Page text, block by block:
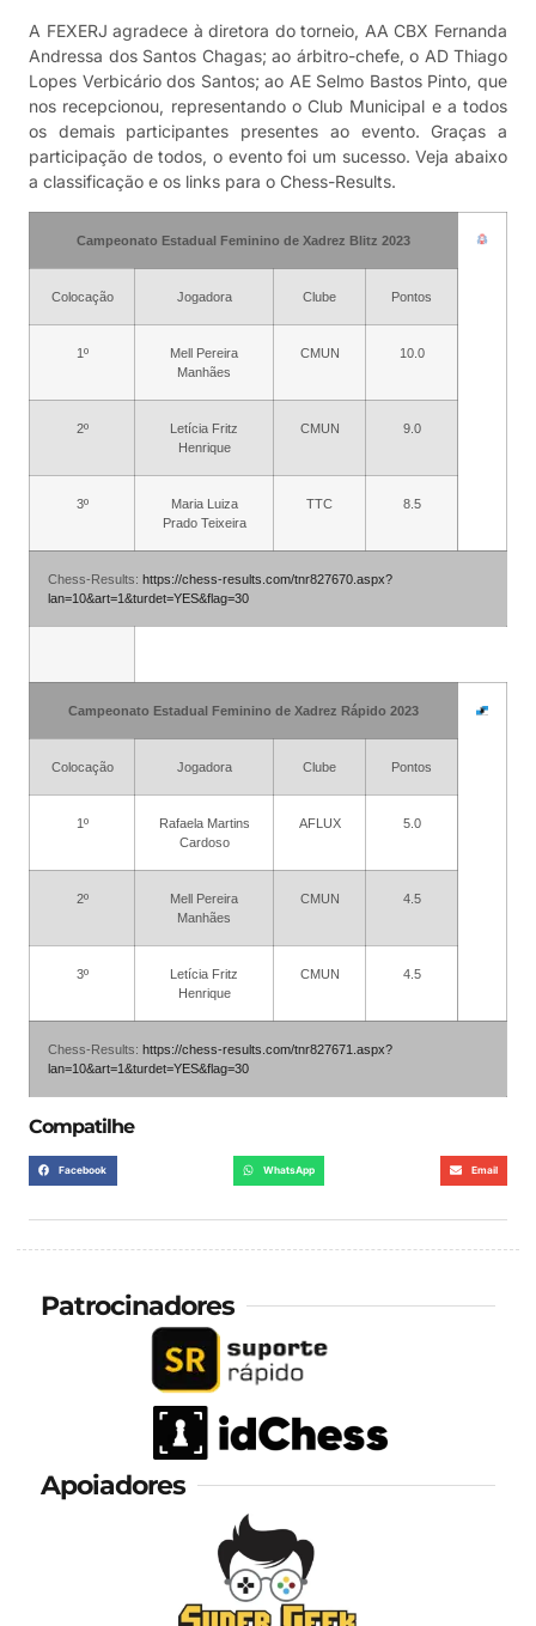
A FEXERJ agradece à diretora do torneio, AA CBX Fernanda
Andressa dos Santos Chagas; ao árbitro-chefe, o AD Thiago
Lopes Verbicário dos Santos; ao AE Selmo Bastos Pinto, que
nos recepcionou, representando o Club Municipal e a todos
os demais participantes presentes ao evento. Graças a
participação de todos, o evento foi um sucesso. Veja abaixo
a classificação e os links para o Chess-Results.
Campeonato Estadual Feminino de Xadrez Blitz 2023
Colocação Jogadora Clube Pontos
1º
Mell Pereira
Manhães
CMUN 10.0
2º
Letícia Fritz
Henrique
CMUN 9.0
3º
Maria Luiza
Prado Teixeira
TTC 8.5
Chess-Results: https://chess-results.com/tnr827670.aspx?
lan=10&art=1&turdet=YES&flag=30
Campeonato Estadual Feminino de Xadrez Rápido 2023
Colocação Jogadora Clube Pontos
1º
Rafaela Martins
Cardoso
AFLUX 5.0
2º
Mell Pereira
Manhães
CMUN 4.5
3º
Letícia Fritz
Henrique
CMUN 4.5
Chess-Results: https://chess-results.com/tnr827671.aspx?
lan=10&art=1&turdet=YES&flag=30
Compatilhe
Facebook WhatsApp Email
Patrocinadores
Apoiadores